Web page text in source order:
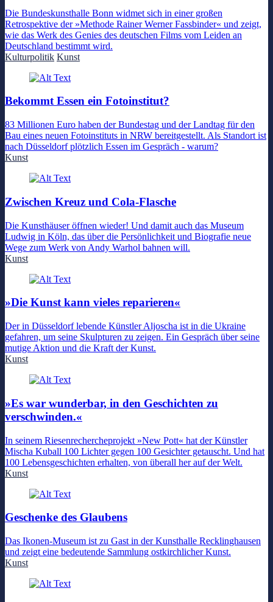
Die Bundeskunsthalle Bonn widmet sich in einer großen
Retrospektive der »Methode Rainer Werner Fassbinder« und zeigt,
wie das Werk des Genies des deutschen Films vom Leiden an
Deutschland bestimmt wird.
Kulturpolitik Kunst
Bekommt Essen ein Fotoinstitut?
83 Millionen Euro haben der Bundestag und der Landtag für den
Bau eines neuen Fotoinstituts in NRW bereitgestellt. Als Standort ist
nach Düsseldorf plötzlich Essen im Gespräch - warum?
Kunst
Zwischen Kreuz und Cola-Flasche
Die Kunsthäuser öffnen wieder! Und damit auch das Museum
Ludwig in Köln, das über die Persönlichkeit und Biografie neue
Wege zum Werk von Andy Warhol bahnen will.
Kunst
»Die Kunst kann vieles reparieren«
Der in Düsseldorf lebende Künstler Aljoscha ist in die Ukraine
gefahren, um seine Skulpturen zu zeigen. Ein Gespräch über seine
mutige Aktion und die Kraft der Kunst.
Kunst
»Es war wunderbar, in den Geschichten zu
verschwinden.«
In seinem Riesenrechercheprojekt »New Pott« hat der Künstler
Mischa Kuball 100 Lichter gegen 100 Gesichter getauscht. Und hat
100 Lebensgeschichten erhalten, von überall her auf der Welt.
Kunst
Geschenke des Glaubens
Das Ikonen-Museum ist zu Gast in der Kunsthalle Recklinghausen
und zeigt eine bedeutende Sammlung ostkirchlicher Kunst.
Kunst